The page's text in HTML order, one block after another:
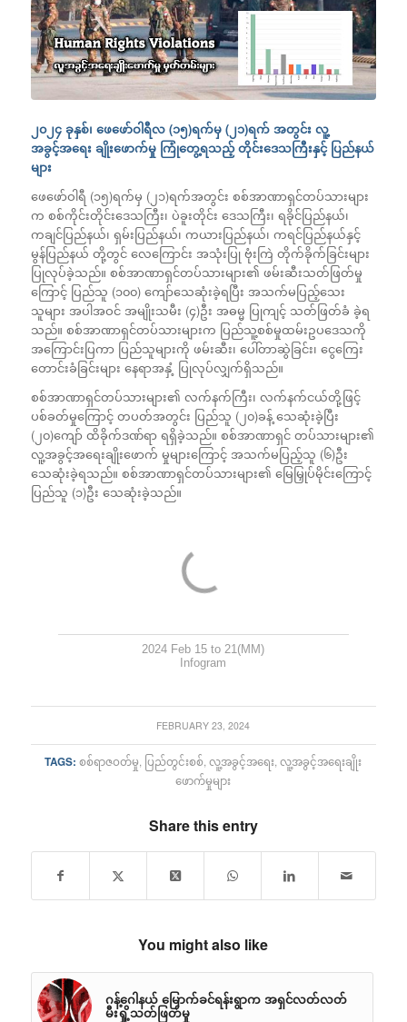
၂၀၂၄ ခုနှစ်၊ ဖေဖော်ဝါရီလ (၁၅)ရက်မှ (၂၁)ရက် အတွင်း လူ့
အခွင့်အရေး ချိုးဖောက်မှု ကြုံတွေ့ရသည့် တိုင်းဒေသကြီးနှင့် ပြည်နယ်
များ
ဖေဖော်ဝါရီ (၁၅)ရက်မှ (၂၁)ရက်အတွင်း စစ်အာဏာရှင်တပ်သားများ
က စစ်ကိုင်းတိုင်းဒေသကြီး၊ ပဲခူးတိုင်း ဒေသကြီး၊ ရခိုင်ပြည်နယ်၊
ကချင်ပြည်နယ်၊ ရှမ်းပြည်နယ်၊ ကယားပြည်နယ်၊ ကရင်ပြည်နယ်နှင့်
မွန်ပြည်နယ် တို့တွင် လေကြောင်း အသုံးပြု ဗုံးကြဲ တိုက်ခိုက်ခြင်းများ
ပြုလုပ်ခဲ့သည်။ စစ်အာဏာရှင်တပ်သားများ၏ ဖမ်းဆီးသတ်ဖြတ်မှု
ကြောင့် ပြည်သူ (၁၀၀) ကျော်သေဆုံးခဲ့ရပြီး အသက်မပြည့်သေး
သူများ အပါအဝင် အမျိုးသမီး (၄)ဦး အဓမ္မ ပြုကျင့် သတ်ဖြတ်ခံ ခဲ့ရ
သည်။ စစ်အာဏာရှင်တပ်သားများက ပြည်သူ့စစ်မှုထမ်းဥပဒေသကို
အကြောင်းပြကာ ပြည်သူများကို ဖမ်းဆီး၊ ပေါ်တာဆွဲခြင်း၊ ငွေကြေး
တောင်းခံခြင်းများ နေရာအနှံ့ ပြုလုပ်လျှက်ရှိသည်။
စစ်အာဏာရှင်တပ်သားများ၏ လက်နက်ကြီး၊ လက်နက်ငယ်တို့ဖြင့်
ပစ်ခတ်မှုကြောင့် တပတ်အတွင်း ပြည်သူ (၂၀)ခန့် သေဆုံးခဲ့ပြီး
(၂၀)ကျော် ထိခိုက်ဒဏ်ရာ ရရှိခဲ့သည်။ စစ်အာဏာရှင် တပ်သားများ၏
လူ့အခွင့်အရေးချိုးဖောက် မှုများကြောင့် အသက်မပြည့်သူ (၆)ဦး
သေဆုံးခဲ့ရသည်။ စစ်အာဏာရှင်တပ်သားများ၏ မြေမြှုပ်မိုင်းကြောင့်
ပြည်သူ (၁)ဦး သေဆုံးခဲ့သည်။
2024 Feb 15 to 21(MM)
Infogram
FEBRUARY 23, 2024
TAGS: စစ်ရာဇဝတ်မှု ပြည်တွင်းစစ် ,လူ့အခွင့်အရေး ,လူ့အခွင့်အရေးချိုး
ဖောက်မှုများ
Share this entry
You might also like
ဂန့်ဂေါနယ် မြောက်ခင်ရန်းရွာက အရှင်လတ်လတ်
မီးရှို့သတ်ဖြတ်မှု